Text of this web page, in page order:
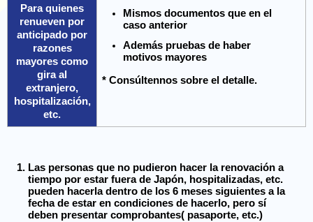
Para quienes
renueven por
anticipado por
razones
mayores como
gira al
extranjero,
hospitalización,
etc.
Mismos documentos que en el
caso anterior
Además pruebas de haber
motivos mayores
* Consúltennos sobre el detalle.
Las personas que no pudieron hacer la renovación a
tiempo por estar fuera de Japón, hospitalizadas, etc.
pueden hacerla dentro de los 6 meses siguientes a la
fecha de estar en condiciones de hacerlo, pero sí
deben presentar comprobantes( pasaporte, etc.)